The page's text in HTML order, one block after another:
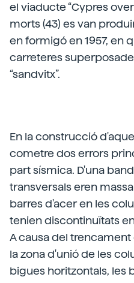
el viaducte “Cypres
morts (43) es van
en formigó en 1957, en
carreteres
“sandvitx”.
En la construcció
cometre dos errors
part sísmica. D'una
transversals eren
barres d'acer en les
tenien discontinuïtats
A causa del
la zona d'unió de les
bigues horitzontals, les